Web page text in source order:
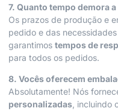
7. Quanto tempo demora
Os prazos de produção e
pedido e das
garantimos tempos de
para todos os pedidos.
8. Vocês oferecem
Absolutamente! Nós
personalizadas ,